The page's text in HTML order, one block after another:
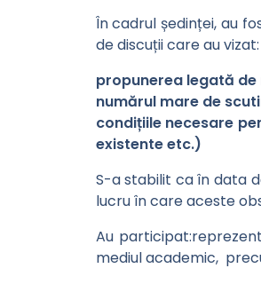
În cadrul ședinței, au
de discuții care au vizat:
propunerea legată
numărul mare de
condițiile necesare
existente etc.)
S-a stabilit ca în data
lucru în care aceste
Au
mediul academic,